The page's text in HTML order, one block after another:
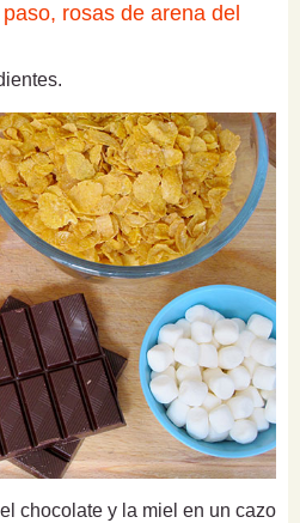
rosas de arena del
chocolate y la miel en un cazo